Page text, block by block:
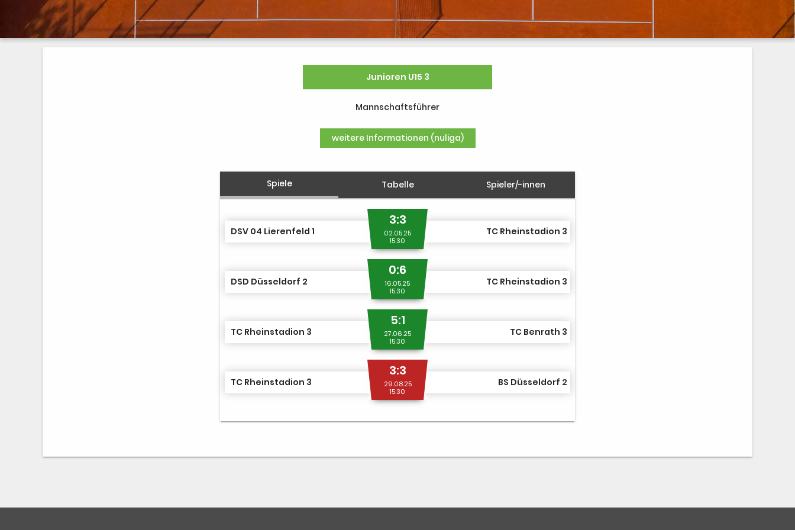
Junioren U15 3
Mannschaftsführer
weitere Informationen (nuliga)
Spiele Tabelle Spieler/-innen
DSV 04 Lierenfeld 1
3:3
02.05.25
15:30
TC Rheinstadion 3
DSD Düsseldorf 2
0:6
16.05.25
15:30
TC Rheinstadion 3
TC Rheinstadion 3
5:1
27.06.25
15:30
TC Benrath 3
TC Rheinstadion 3
3:3
29.08.25
15:30
BS Düsseldorf 2